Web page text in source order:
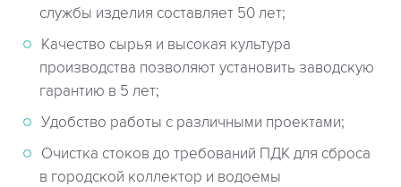
службы изделия составляет 50 лет;
Качество сырья и высокая культура
производства позволяют установить заводскую
гарантию в 5 лет;
Удобство работы с различными проектами;
Очистка стоков до требований ПДК для сброса
в городской коллектор и водоемы